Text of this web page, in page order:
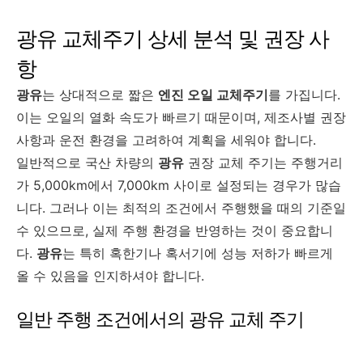
광유 교체주기 상세 분석 및 권장 사
항
광유는 상대적으로 짧은 엔진 오일 교체주기를 가집니다.
이는 오일의 열화 속도가 빠르기 때문이며, 제조사별 권장
사항과 운전 환경을 고려하여 계획을 세워야 합니다.
일반적으로 국산 차량의 광유 권장 교체 주기는 주행거리
가 5,000km에서 7,000km 사이로 설정되는 경우가 많습
니다. 그러나 이는 최적의 조건에서 주행했을 때의 기준일
수 있으므로, 실제 주행 환경을 반영하는 것이 중요합니
다. 광유는 특히 혹한기나 혹서기에 성능 저하가 빠르게
올 수 있음을 인지하셔야 합니다.
일반 주행 조건에서의 광유 교체 주기